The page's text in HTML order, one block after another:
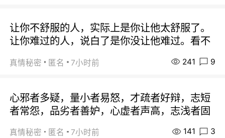
让你不舒服的人，实际上是你让他太舒服了。
让你难过的人，说白了是你没让他难过。看不
真情秘密 匿名 7小时前 241 9
心邪者多疑，量小者易怒，才疏者好辩，志短
者常怨，品劣者善妒，心虚者声高，志浅者固
真情秘密 匿名 7小时前 141 3